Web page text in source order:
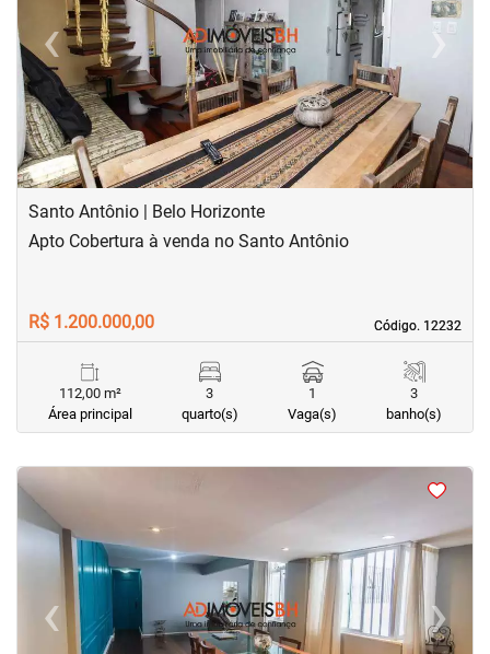
‹Previous ›
Santo Antônio | Belo Horizonte
Código. 12232
Código. 12232
Apto Cobertura à venda no Santo Antônio
R$ 1.200.000,00
112,00 m²
Área principal
3
quarto(s)
1
Vaga(s)
3
banho(s)
<<<
‹
Previous ›Next